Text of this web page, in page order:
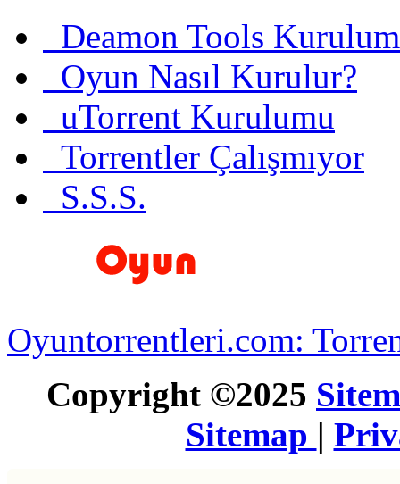
Deamon Tools
Oyun Nasıl Kurulur?
uTorrent Kurulumu
Torrentler Çalışmıyor
S.S.S.
Oyuntorrentleri.com:
Copyright ©2025
Sitemap |